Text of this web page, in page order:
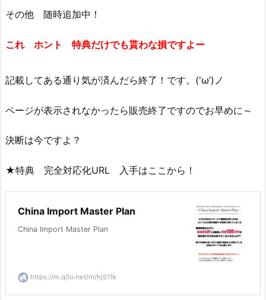
その他 随時追加中！
これ ホント 特典だけでも貰わな損ですよー
記載してある通り気が済んだら終了！です。('ω’)ノ
ページが表示されなかったら販売終了ですのでお早めに～
決断は今ですよ？
★特典 完全対応化URL 入手はここから！
China Import Master Plan
China Import Master Plan
https://m.q0o.net/m/hj511k